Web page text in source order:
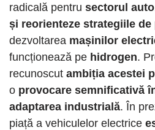
radicală pentru sectorul auto
și reorienteze strategiile
dezvoltarea mașinilor
funcționează pe hidrogen.
recunoscut ambiția acestei
o provocare semnificativă
adaptarea industrială. În
piață a vehiculelor electrice